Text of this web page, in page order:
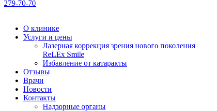
279-70-70
О клинике
Услуги и цены
Лазерная коррекция зрения нового поколения
ReLEx Smile
Избавление от катаракты
Отзывы
Врачи
Новости
Контакты
Надзорные органы